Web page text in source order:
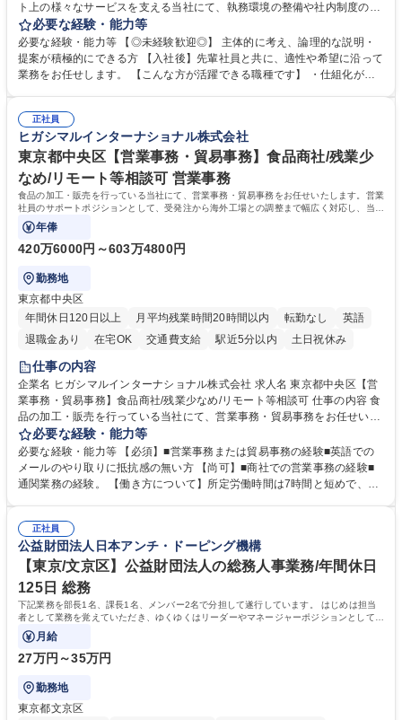
ト上の様々なサービスを支える当社にて、執務環境の整備や社内制度の検
討、イベント運営などの幅広い業務を担当し、間接的に会社の生産性向上
や成長に貢献している部署です。 会社の全メンバーが安心して長く成果を
発揮できる環境を整えるために、毎日のメンテナンスや維持管理に加え、
新たな施策検討を積極的に行っていただき、会社全体を巻き込み課題解決
幅広い業務の体得が可能で、多様なキャリアパスを描くことも可能です。
募集職種 【総務】未経験歓迎◎/リモート可/世界で唯一の事業/福利厚生◎/
再雇用有
必要な経験・能力等
必要な経験・能力等 【◎未経験歓迎◎】 主体的に考え、論理的な説明・
提案が積極的にできる方 【入社後】先輩社員と共に、適性や希望に沿って
業務をお任せします。 【こんな方が活躍できる職種です】 ・仕組化が好
対処できる・新しいことに興味関心がある 【魅力】■自己啓発支援：資格
取得や通信教育など費用の80%（年間25万円まで）を補助 ■住宅手当：家
賃の50%（月額7万円まで）を補助 学歴・資格 学歴：大学院 大学 語学
力： 資格：
正社員
ヒガシマルインターナショナル株式会社
東京都中央区【営業事務・貿易事務】食品商社/残業少
なめ/リモート等相談可 営業事務
食品の加工・販売を行っている当社にて、営業事務・貿易事務をお任せいたします。営業
社員のサポートポジションとして、受発注から海外工場との調整まで幅広く対応し、当社
事業の根幹を支えていただきます。
年俸
420万6000円～603万4800円
勤務地
東京都中央区
年間休日120日以上
月平均残業時間20時間以内 転勤なし
英語
退職金あり
在宅OK 交通費支給 駅近5分以内 土日祝休み
仕事の内容
企業名 ヒガシマルインターナショナル株式会社 求人名 東京都中央区【営
業事務・貿易事務】食品商社/残業少なめ/リモート等相談可 仕事の内容 食
品の加工・販売を行っている当社にて、営業事務・貿易事務をお任せいた
します。営業社員のサポートポジションとして、受発注から海外工場との
調整まで幅広く対応し、当社事業の根幹を支えていただきます。 ■受発注
業務、請求書発行 ■海外工場とのスケジュール調整 ■在庫管理 ■輸入書類
の確認・作成 ■配送手配 ■通関業者を通して行う輸出入業全般 ■倉庫との
ルプロデュースしているため、商品に関わる全ての業務をサポート頂きま
す。 募集職種 東京都中央区【営業事務・貿易事務】食品商社/残業少なめ/
リモート等相談可
必要な経験・能力等
必要な経験・能力等 【必須】■営業事務または貿易事務の経験■英語での
メールのやり取りに抵抗感の無い方 【尚可】■商社での営業事務の経験■
通関業務の経験。 【働き方について】所定労働時間は7時間と短めで、残
の強み】1991年の設立以来、外食産業を中心としたお客様の多様なニー
ズに沿った冷凍水産物等の生産・輸入・販売を一貫して手掛けています。
自社工場と海外拠点の強固な連携によるワンストップサービスが最大の強
みです。 学歴・資格 学歴：大学院 大学 語学力：英語 資格：
正社員
公益財団法人日本アンチ・ドーピング機構
【東京/文京区】公益財団法人の総務人事業務/年間休日
125日 総務
下記業務を部長1名、課長1名、メンバー2名で分担して遂行しています。 はじめは担当
者として業務を覚えていただき、ゆくゆくはリーダーやマネージャーポジションとして活
躍いただくことを期待しています。
月給
27万円～35万円
勤務地
東京都文京区